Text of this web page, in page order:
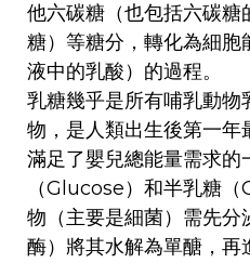
他六碳糖（也包括六碳糖
糖）等糖分，轉化為細胞
液中的乳酸）的過程。
乳糖幾乎是所有哺乳動物
物，是人類出生後第一
滿足了嬰兒總能量需求的
（Glucose）和半乳糖
物（主要是細菌）需先
酶）將其水解為單醣，再